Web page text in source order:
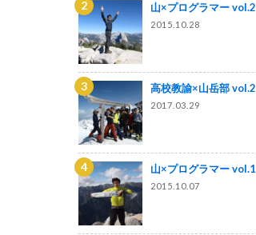
山×プログラマー vol.2
2015.10.28
高校教諭×山岳部 vol.2
2017.03.29
山×プログラマー vol.1
2015.10.07